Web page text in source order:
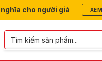
cho người già